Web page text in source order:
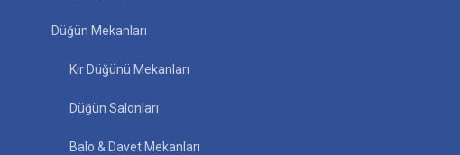
Düğün Mekanları
Kır Düğünü Mekanları
Düğün Salonları
Balo & Davet Mekanları